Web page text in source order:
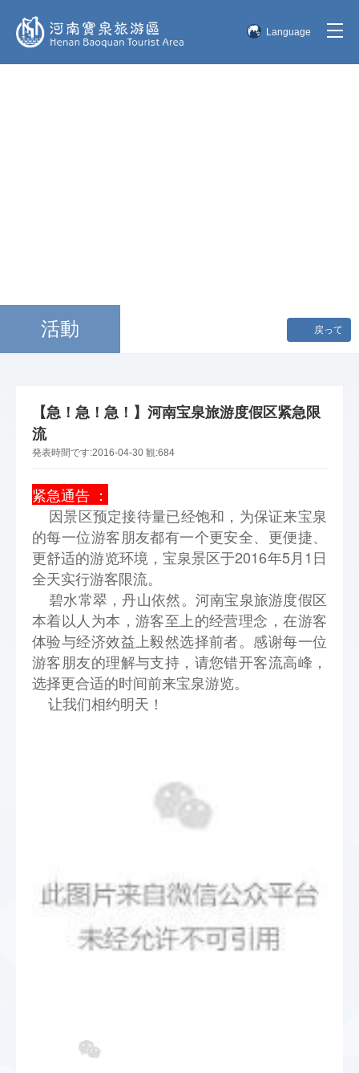
Language
活動 戻って
【急！急！急！】河南宝泉旅游度假区紧急限
流
発表時間です:2016-04-30 観:684
紧急通告 ：
因景区预定接待量已经饱和，为保证来宝泉
的每一位游客朋友都有一个更安全、更便捷、
更舒适的游览环境，宝泉景区于2016年5月1日
全天实行游客限流。
碧水常翠，丹山依然。河南宝泉旅游度假区
本着以人为本，游客至上的经营理念，在游客
体验与经济效益上毅然选择前者。感谢每一位
游客朋友的理解与支持，请您错开客流高峰，
选择更合适的时间前来宝泉游览。
让我们相约明天！